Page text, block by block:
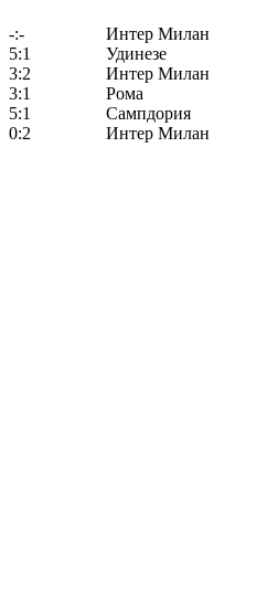
-:-
Интер Милан
5:1
Удинезе
3:2
Интер Милан
3:1
Рома
5:1
Сампдория
0:2
Интер Милан